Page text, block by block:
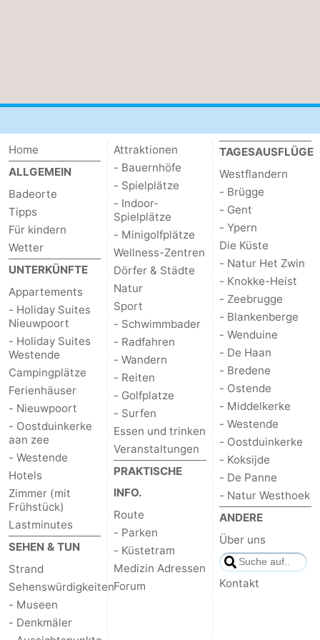
Home
ALLGEMEIN
Badeorte
Tipps
Für kindern
Wetter
UNTERKÜNFTE
Appartements
- Holiday Suites
Nieuwpoort
- Holiday Suites
Westende
Campingplätze
Ferienhäuser
- Nieuwpoort
- Oostduinkerke
aan zee
- Westende
Hotels
Zimmer (mit
Frühstück)
Lastminutes
SEHEN & TUN
Strand
Sehenswürdigkeiten
- Museen
- Denkmäler
Attraktionen
- Bauernhöfe
- Spielplätze
- Indoor-
Spielplätze
- Minigolfplätze
Wellness-Zentren
Dörfer & Städte
Natur
Sport
- Schwimmbader
- Radfahren
- Wandern
- Reiten
- Golfplatze
- Surfen
Essen und trinken
Veranstaltungen
PRAKTISCHE
INFO.
Route
- Parken
- Küstetram
Medizin Adressen
Forum
TAGESAUSFLÜGE
Westflandern
- Brügge
- Gent
- Ypern
Die Küste
- Natur Het Zwin
- Knokke-Heist
- Zeebrugge
- Blankenberge
- Wenduine
- De Haan
- Bredene
- Ostende
- Middelkerke
- Westende
- Oostduinkerke
- Koksijde
- De Panne
- Natur Westhoek
ANDERE
Über uns
Kontakt